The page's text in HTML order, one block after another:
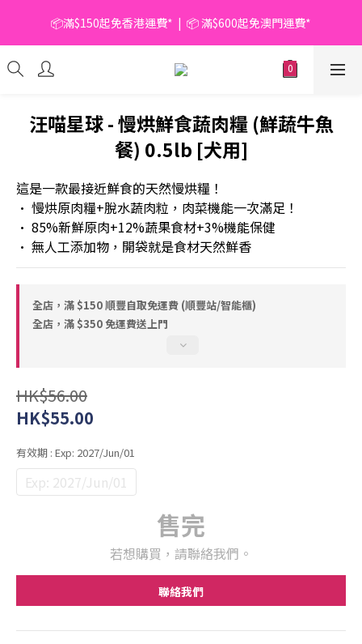
📦滿$150起免香港運費*  |  📦 滿$600起免澳門運費*
🥫 罐頭優惠 | 任選* 6件 即減 $6 |  任選* 24件 即減 $30 🥫 (按此了
汪喵星球 - 慢烘鮮食蔬肉糧 (鮮蔬牛魚
餐) 0.5lb [犬用]
這是一款最接近鮮食的天然慢烘糧！
• 慢烘原肉糧+脫水蔬肉粒，肉菜機能一次滿足！
• 85%新鮮原肉+12%蔬果食材+3%機能保健
• 無人工添加物，開袋就是食材天然鮮香
全店，滿 $150 順豐自取免運費 (順豐站/智能櫃)
全店，滿 $350 免運費送上門
HK$56.00
HK$55.00
有效期 : Exp: 2027/Jun/01
Exp: 2027/Jun/01
售完
若想購買，請聯絡我們。
聯絡我們